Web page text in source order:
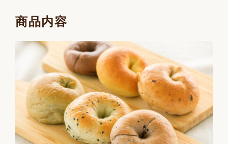
商品内容